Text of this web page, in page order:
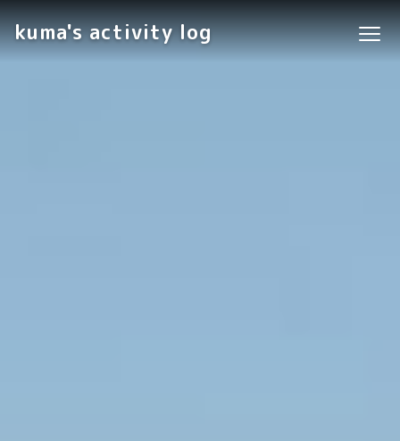
kuma's activity log